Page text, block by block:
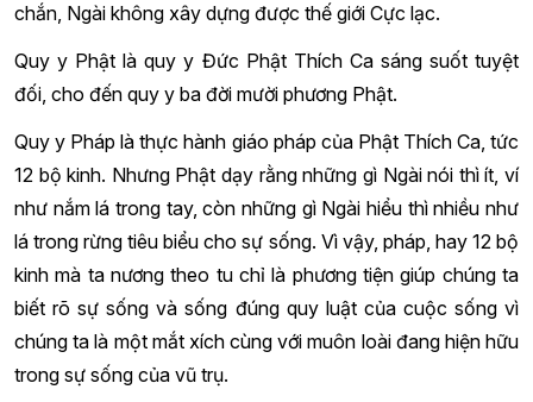
chắn, Ngài không xây dựng được thế giới Cực lạc.
Quy y Phật là quy y Đức Phật Thích Ca sáng suốt tuyệt
đối, cho đến quy y ba đời mười phương Phật.
Quy y Pháp là thực hành giáo pháp của Phật Thích Ca, tức
12 bộ kinh. Nhưng Phật dạy rằng những gì Ngài nói thì ít, ví
như nắm lá trong tay, còn những gì Ngài hiểu thì nhiều như
lá trong rừng tiêu biểu cho sự sống. Vì vậy, pháp, hay 12 bộ
kinh mà ta nương theo tu chỉ là phương tiện giúp chúng ta
biết rõ sự sống và sống đúng quy luật của cuộc sống vì
chúng ta là một mắt xích cùng với muôn loài đang hiện hữu
trong sự sống của vũ trụ.